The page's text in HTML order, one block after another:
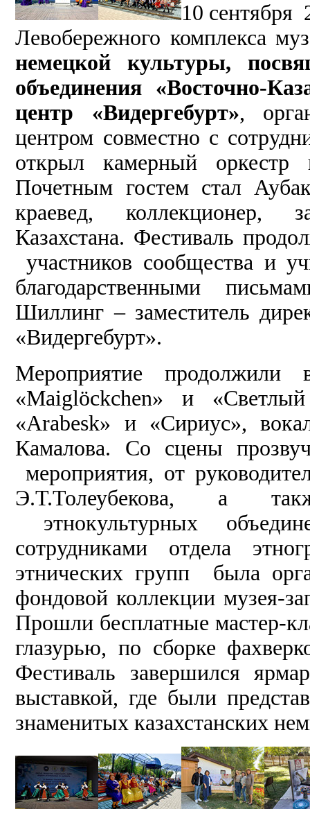
10 сентября
Левобережного комплекса
немецкой культуры,
объединения «Восточно-
центр «Видергебурт»,
центром совместно с
открыл камерный оркестр
Почетным гостем стал
краевед, коллекционер,
Казахстана. Фестиваль
участников сообщества и
благодарственными
Шиллинг – заместитель
«Видергебурт».
Мероприятие
«Maiglöckchen» и
«Arabesk» и «Сириус»,
Камалова. Со сцены
мероприятия, от
Э.Т.Толеубекова, а
этнокультурных
сотрудниками отдела
этнических групп была
фондовой коллекции музея-
Прошли бесплатные мастер-
глазурью, по сборке
Фестиваль завершился
выставкой, где были
знаменитых казахстанских